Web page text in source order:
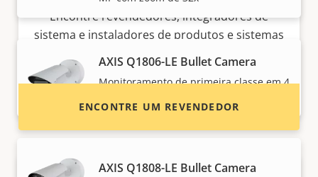
AXIS Q1806-LE Bullet Camera
Monitoramento de primeira classe em 4
AXIS Q1808-LE Bullet Camera
Encontre revendedores, integradores de
sistema e instaladores de produtos e sistemas
ENCONTRE UM REVENDEDOR